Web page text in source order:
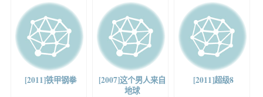
[2011]铁甲钢拳
[2007]这个男人来自
地球
[2011]超级8